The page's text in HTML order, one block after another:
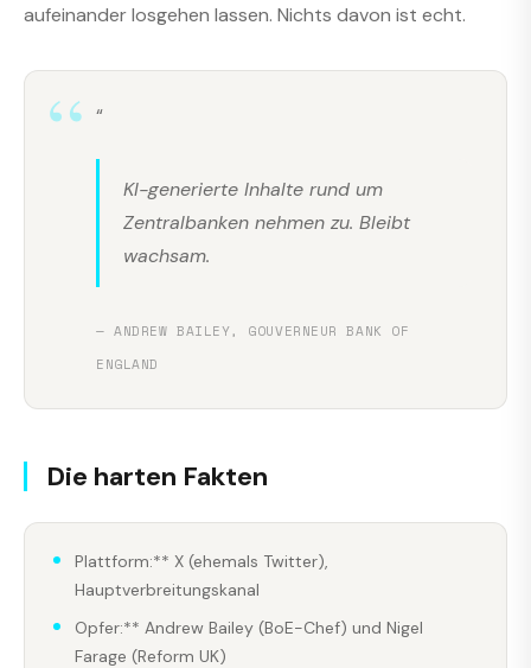
aufeinander losgehen lassen. Nichts davon ist echt.
“
KI-generierte Inhalte rund um
Zentralbanken nehmen zu. Bleibt
wachsam.
— ANDREW BAILEY, GOUVERNEUR BANK OF
ENGLAND
Die harten Fakten
Plattform:** X (ehemals Twitter),
Hauptverbreitungskanal
Opfer:** Andrew Bailey (BoE-Chef) und Nigel
Farage (Reform UK)